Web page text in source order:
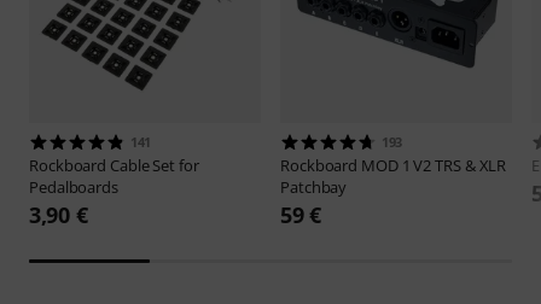
141
Rockboard Cable Set for
Pedalboards
3,90 €
193
Rockboard MOD 1 V2 TRS & XLR
Patchbay
59 €